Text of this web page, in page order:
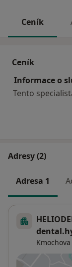
Ceník
Ceník
Informace o
Tento
Adresy (2)
Adresa 1